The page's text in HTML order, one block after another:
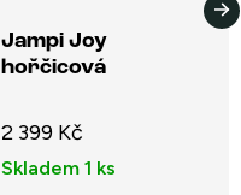
Jampi Joy
hořčicová
2 399 Kč
Skladem 1 ks